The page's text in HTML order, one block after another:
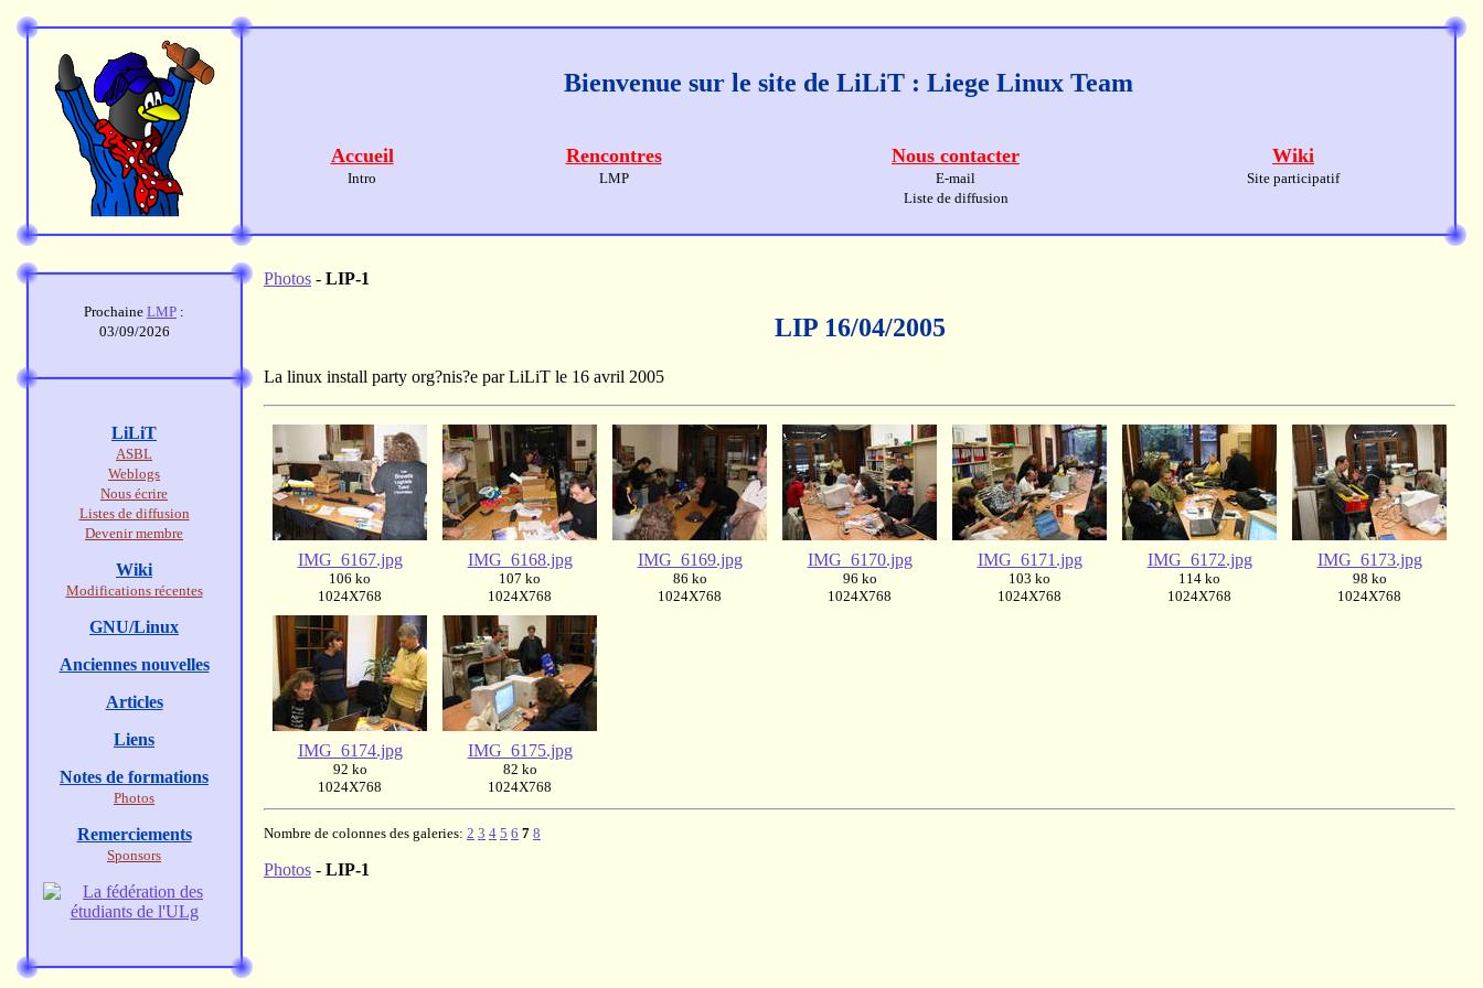
Bienvenue sur le site de LiLiT : Liege Linux Team
Accueil
Intro
Rencontres
LMP
Nous contacter
E-mail
Liste de diffusion
Wiki
Site participatif
Photos - LIP-1
LIP 16/04/2005
La linux install party org?nis?e par LiLiT le 16 avril 2005
IMG_6167.jpg
106 ko
1024X768
IMG_6168.jpg
107 ko
1024X768
IMG_6169.jpg
86 ko
1024X768
IMG_6170.jpg
96 ko
1024X768
IMG_6171.jpg
103 ko
1024X768
IMG_6172.jpg
114 ko
1024X768
IMG_6173.jpg
98 ko
1024X768
IMG_6174.jpg
92 ko
1024X768
IMG_6175.jpg
82 ko
1024X768
Nombre de colonnes des galeries: 2 3 4 5 6 7 8
Photos - LIP-1
Prochaine LMP :
03/09/2026
LiLiT
ASBL
Weblogs
Nous écrire
Listes de diffusion
Devenir membre
Wiki
Modifications récentes
GNU/Linux
Anciennes nouvelles
Articles
Liens
Notes de formations
Photos
Remerciements
Sponsors